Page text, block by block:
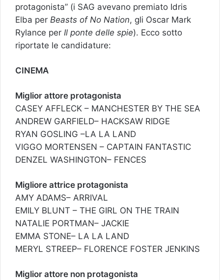
protagonista” (i SAG avevano premiato Idris
Elba per Beasts of No Nation, gli Oscar Mark
Rylance per Il ponte delle spie). Ecco sotto
riportate le candidature:
CINEMA
Miglior attore protagonista
CASEY AFFLECK – MANCHESTER BY THE SEA
ANDREW GARFIELD– HACKSAW RIDGE
RYAN GOSLING –LA LA LAND
VIGGO MORTENSEN – CAPTAIN FANTASTIC
DENZEL WASHINGTON– FENCES
Migliore attrice protagonista
AMY ADAMS– ARRIVAL
EMILY BLUNT – THE GIRL ON THE TRAIN
NATALIE PORTMAN– JACKIE
EMMA STONE– LA LA LAND
MERYL STREEP– FLORENCE FOSTER JENKINS
Miglior attore non protagonista